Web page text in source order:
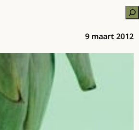
9 maart 2012